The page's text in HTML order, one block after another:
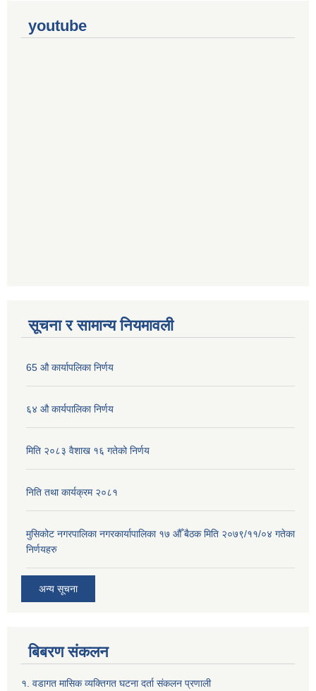
youtube
सूचना र सामान्य नियमावली
65 औ कार्यापलिका निर्णय
६४ औ कार्यपालिका निर्णय
मिति २०८३ वैशाख १६ गतेको निर्णय
निति तथा कार्यक्रम २०८१
मुसिकोट नगरपालिका नगरकार्यापालिका १७ औँ बैठक मिति २०७९/११/०४ गतेका
निर्णयहरु
अन्य सूचना
बिबरण संकलन
१. वडागत मासिक व्यक्तिगत घटना दर्ता संकलन प्रणाली